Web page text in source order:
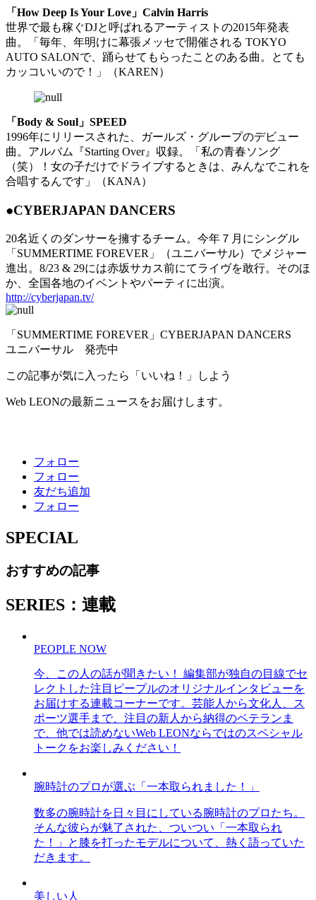
「How Deep Is Your Love」Calvin Harris
世界で最も稼ぐDJと呼ばれるアーティストの2015年発表
曲。「毎年、年明けに幕張メッセで開催される TOKYO
AUTO SALONで、踊らせてもらったことのある曲。とても
カッコいいので！」（KAREN）
「Body & Soul」SPEED
1996年にリリースされた、ガールズ・グループのデビュー
曲。アルバム『Starting Over』収録。「私の青春ソング
（笑）！女の子だけでドライブするときは、みんなでこれを
合唱するんです」（KANA）
●CYBERJAPAN DANCERS
20名近くのダンサーを擁するチーム。今年７月にシングル
「SUMMERTIME FOREVER」（ユニバーサル）でメジャー
進出。8/23 & 29には赤坂サカス前にてライヴを敢行。そのほ
か、全国各地のイベントやパーティに出演。
http://cyberjapan.tv/
「SUMMERTIME FOREVER」CYBERJAPAN DANCERS
ユニバーサル 発売中
この記事が気に入ったら「いいね！」しよう
Web LEONの最新ニュースをお届けします。
フォロー
フォロー
友だち追加
フォロー
SPECIAL
おすすめの記事
SERIES：連載
PEOPLE NOW
今、この人の話が聞きたい！ 編集部が独自の目線でセ
レクトした注目ピープルのオリジナルインタビューを
お届けする連載コーナーです。芸能人から文化人、ス
ポーツ選手まで、注目の新人から納得のベテランま
で、他では読めないWeb LEONならではのスペシャル
トークをお楽しみください！
腕時計のプロが選ぶ「一本取られました！」
数多の腕時計を日々目にしている腕時計のプロたち。
そんな彼らが魅了された、ついつい「一本取られ
た！」と膝を打ったモデルについて、熱く語っていた
だきます。
美しい人